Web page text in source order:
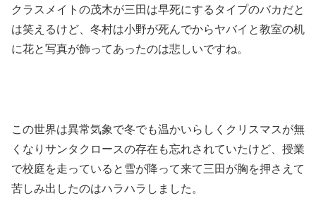
クラスメイトの茂木が三田は早死にするタイプのバカだと
は笑えるけど、冬村は小野が死んでからヤバイと教室の机
に花と写真が飾ってあったのは悲しいですね。
この世界は異常気象で冬でも温かいらしくクリスマスが無
くなりサンタクロースの存在も忘れされていたけど、授業
で校庭を走っていると雪が降って来て三田が胸を押さえて
苦しみ出したのはハラハラしました。